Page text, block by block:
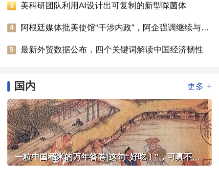
3 美科研团队利用AI设计出可复制的新型噬菌体
4 阿根廷媒体批美使馆“干涉内政”，阿企强调继续与中企合作
5 最新外贸数据公布，四个关键词解读中国经济韧性
国内 更多 +
一粒中国稻米的万年答卷|这句“好吃！”，可真不简单